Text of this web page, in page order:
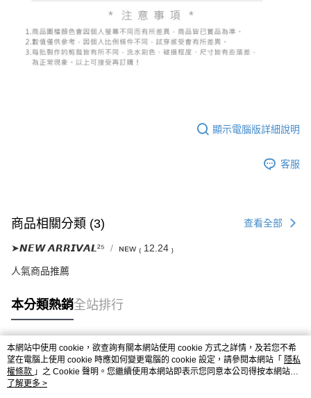
顯示電腦版詳細說明
客服
商品相關分類 (3) 查看全部
➤𝙉𝙀𝙒 𝘼𝙍𝙍𝙄𝙑𝘼𝙇²⁵ ɴᴇᴡ ₍ 12.24 ₎
人氣商品推薦
本分類熱銷全站排行
熱門標籤
本網站中使用 cookie，欲查詢有關本網站使用 cookie 方式之詳情，及若您不希
望在電腦上使用 cookie 時應如何變更電腦的 cookie 設定，請參閱本網站「 隱私
權條款 」之 Cookie 聲明。您繼續使用本網站即表示您同意本公司得按本網站使
用條款之 Cookie 聲明使用 cookie。
了解更多 >